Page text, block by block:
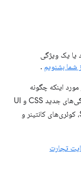
یا یک ویژگی
شما بشنویم .
اینکه چگونه
شرکت‌های تجارت الکترونیک از استفاده از ویژگی‌های جدید CSS و UI
مانند انیمیشن‌های Scroll-driven، popover، کوئری‌های کانتینر و
تجارت